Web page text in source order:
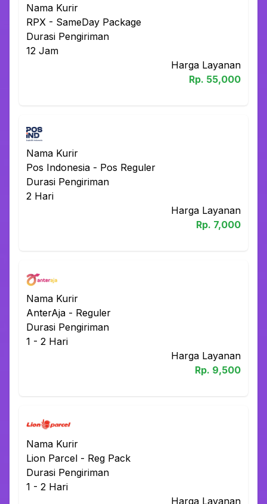
Nama Kurir
RPX - SameDay Package
Durasi Pengiriman
12 Jam
Harga Layanan
Rp. 55,000
Nama Kurir
Pos Indonesia - Pos Reguler
Durasi Pengiriman
2 Hari
Harga Layanan
Rp. 7,000
Nama Kurir
AnterAja - Reguler
Durasi Pengiriman
1 - 2 Hari
Harga Layanan
Rp. 9,500
Nama Kurir
Lion Parcel - Reg Pack
Durasi Pengiriman
1 - 2 Hari
Harga Layanan